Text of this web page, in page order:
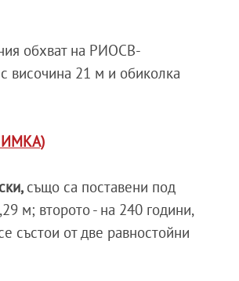
обхват на РИОСВ-
височина 21 м и обиколка
също са поставени под
м; второто - на 240 години,
състои от две равностойни